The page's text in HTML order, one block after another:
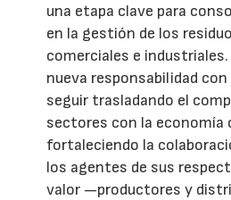
una etapa clave para
en la gestión de los
comerciales e
nueva responsabilidad
seguir trasladando el
sectores con la economía
fortaleciendo la
los agentes de sus
valor —productores y